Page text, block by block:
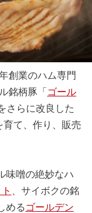
創業のハム専門
銘柄豚「 ゴール
さらに改良した
育て、作り、販売
味噌の絶妙なハ
、サイボクの銘
める ゴールデン